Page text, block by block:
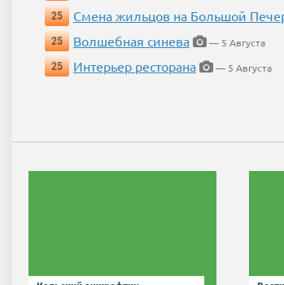
25
Смена жильцов на Большой
25
Волшебная синева
— 5 Августа
25
Интерьер ресторана — 5 Августа